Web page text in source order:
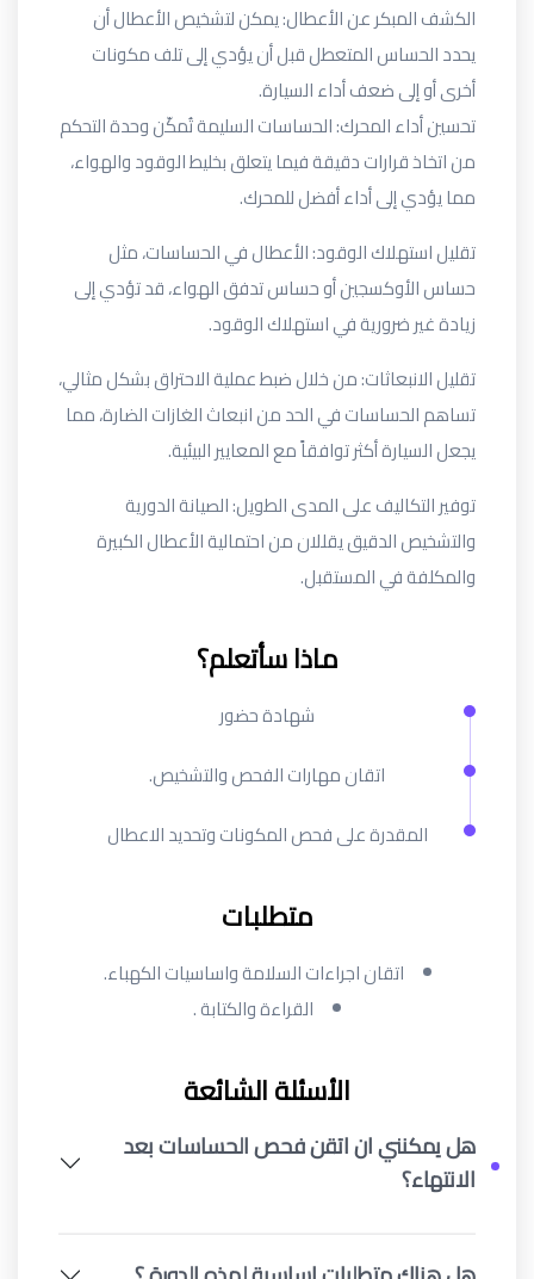
الكشف المبكر عن الأعطال: يمكن لتشخيص الأعطال أن
يحدد الحساس المتعطل قبل أن يؤدي إلى تلف مكونات
أخرى أو إلى ضعف أداء السيارة.
تحسين أداء المحرك: الحساسات السليمة تُمكّن وحدة التحكم
من اتخاذ قرارات دقيقة فيما يتعلق بخليط الوقود والهواء،
مما يؤدي إلى أداء أفضل للمحرك.
تقليل استهلاك الوقود: الأعطال في الحساسات، مثل
حساس الأوكسجين أو حساس تدفق الهواء، قد تؤدي إلى
زيادة غير ضرورية في استهلاك الوقود.
تقليل الانبعاثات: من خلال ضبط عملية الاحتراق بشكل مثالي،
تساهم الحساسات في الحد من انبعاث الغازات الضارة، مما
يجعل السيارة أكثر توافقاً مع المعايير البيئية.
توفير التكاليف على المدى الطويل: الصيانة الدورية
والتشخيص الدقيق يقللان من احتمالية الأعطال الكبيرة
والمكلفة في المستقبل.
ماذا سأتعلم؟
شهادة حضور
اتقان مهارات الفحص والتشخيص.
المقدرة على فحص المكونات وتحديد الاعطال
متطلبات
اتقان اجراءات السلامة واساسيات الكهباء.
القراءة والكتابة .
الأسئلة الشائعة
هل يمكنني ان اتقن فحص الحساسات بعد
الانتهاء؟